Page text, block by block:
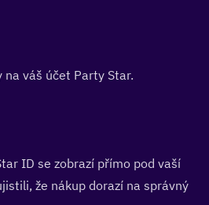
váš účet Party Star.
ID se zobrazí přímo pod vaší
že nákup dorazí na správný